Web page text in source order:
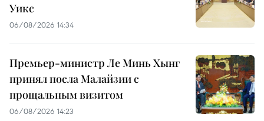
Уикс
06/08/2026 14:34
Премьер-министр Ле Минь Хынг
принял посла Малайзии с
прощальным визитом
06/08/2026 14:23